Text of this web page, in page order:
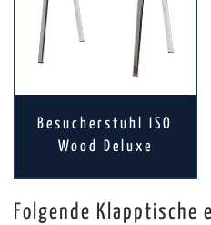
Besucherstuhl ISO
Wood Deluxe
Folgende Klapptische